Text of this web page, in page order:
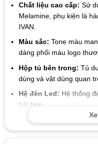
Chất liệu cao cấp: Sử
Melamine, phụ kiện là
IVAN.
Màu sắc: Tone màu
dàng phối màu logo
Hộp tủ bên trong: Tủ
dùng và vật dùng quan
Hệ đèn Led: Hệ thống
bật hơn.
Mẫu mã đa dạng
:
kiểu mẫu để phù hợp